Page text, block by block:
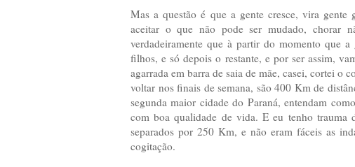
Mas a questão é que a gente cresce, vira
aceitar o que não pode ser mudado, chorar
verdadeiramente que à partir do momento que
filhos, e só depois o restante, e por ser assim,
agarrada em barra de saia de mãe, casei, cortei o
voltar nos finais de semana, são 400 Km de
segunda maior cidade do Paraná, entendam
com boa qualidade de vida. E eu tenho trauma
separados por 250 Km, e não eram fáceis as
cogitação.